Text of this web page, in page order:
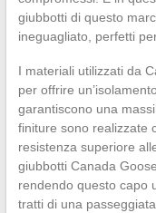
giubbotti di questo
ineguagliato, perfetti
I materiali utilizzati da
per offrire
garantiscono una
finiture sono realizzate
resistenza superiore
giubbotti Canada
rendendo questo capo
tratti di una